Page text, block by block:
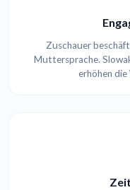
Zuschauer
Muttersprache.
erhöhen